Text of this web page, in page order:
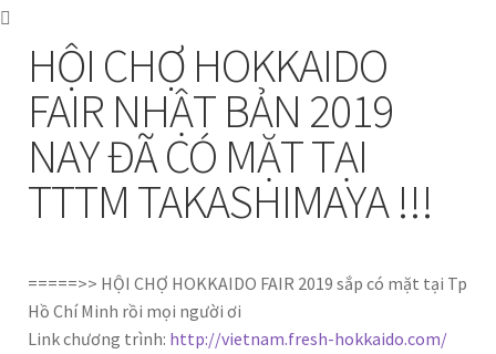
HỘI CHỢ HOKKAIDO
FAIR NHẬT BẢN 2019
NAY ĐÃ CÓ MẶT TẠI
TTTM TAKASHIMAYA !!!
=====>> HỘI CHỢ HOKKAIDO FAIR 2019 sắp có mặt tại Tp
Hồ Chí Minh rồi mọi người ơi
Link chương trình: http://vietnam.fresh-hokkaido.com/